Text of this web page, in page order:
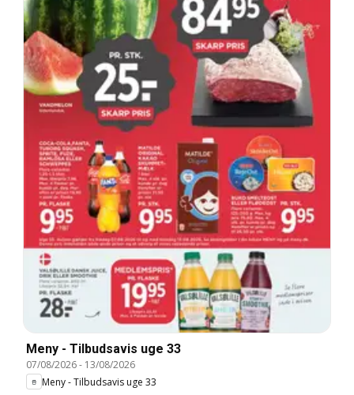
Meny - Tilbudsavis uge 33
07/08/2026- 13/08/2026
Meny - Tilbudsavis uge 33